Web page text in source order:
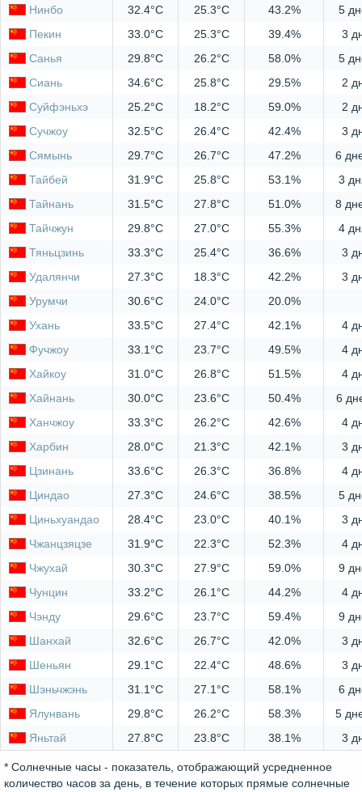
Нинбо 32.4°C 25.3°C 43.2%
5
Пекин
33.0°C 25.3°C 39.4%
3
Санья
29.8°C 26.2°C 58.0%
5
Сиань
34.6°C 25.8°C 29.5%
2
Суйфэньхэ
25.2°C 18.2°C 59.0%
2
Сучжоу
32.5°C 26.4°C 42.4%
3
Сямынь
29.7°C 26.7°C 47.2%
6
Тайбей
31.9°C 25.8°C 53.1%
3
Тайнань
31.5°C 27.8°C 51.0%
8
Тайчжун
29.8°C 27.0°C 55.3%
4
Тяньцзинь
33.3°C 25.4°C 36.6%
3
Удалянчи
27.3°C 18.3°C 42.2%
3
Урумчи
30.6°C 24.0°C
20.0%
Ухань
33.5°C 27.4°C 42.1%
4
Фучжоу
33.1°C 23.7°C 49.5%
4
Хайкоу
31.0°C 26.8°C 51.5%
4
Хайнань
30.0°C 23.6°C 50.4%
6
Ханчжоу
33.3°C 26.2°C 42.6%
4
Харбин
28.0°C 21.3°C 42.1%
3
Цзинань
33.6°C 26.3°C 36.8%
4
Циндао
27.3°C 24.6°C 38.5%
5
Циньхуандао
28.4°C 23.0°C 40.1%
3
Чжанцзяцзе
31.9°C 22.3°C 52.3%
4
Чжухай
30.3°C 27.9°C 59.0%
9
Чунцин
33.2°C 26.1°C 44.2%
4
Чэнду
29.6°C 23.7°C 59.4%
9
Шанхай
32.6°C 26.7°C 42.0%
3
Шеньян
29.1°C 22.4°C 48.6%
3
Шэньчжэнь
31.1°C 27.1°C 58.1%
6
Ялунвань
29.8°C 26.2°C 58.3%
5
Яньтай
27.8°C 23.8°C 38.1% 3
* Солнечные часы - показатель, отображающий усредненное
количество часов за день, в течение которых прямые солнечные